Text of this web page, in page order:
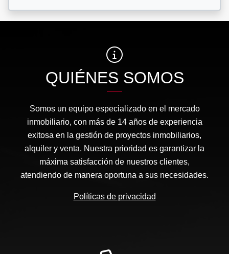
QUIÉNES SOMOS
Somos un equipo especializado en el mercado
inmobiliario, con más de 14 años de experiencia
exitosa en la gestión de proyectos inmobiliarios,
alquiler y venta. Nuestra prioridad es garantizar la
máxima satisfacción de nuestros clientes,
atendiendo de manera oportuna a sus necesidades.
Políticas de privacidad